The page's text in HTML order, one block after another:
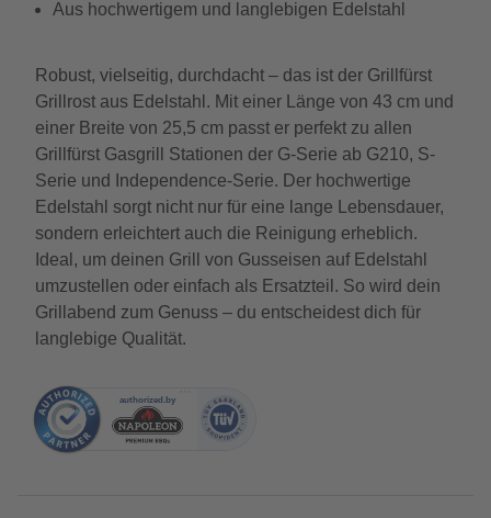
Aus hochwertigem und langlebigen Edelstahl
Robust, vielseitig, durchdacht – das ist der Grillfürst
Grillrost aus Edelstahl. Mit einer Länge von 43 cm und
einer Breite von 25,5 cm passt er perfekt zu allen
Grillfürst Gasgrill Stationen der G-Serie ab G210, S-
Serie und Independence-Serie. Der hochwertige
Edelstahl sorgt nicht nur für eine lange Lebensdauer,
sondern erleichtert auch die Reinigung erheblich.
Ideal, um deinen Grill von Gusseisen auf Edelstahl
umzustellen oder einfach als Ersatzteil. So wird dein
Grillabend zum Genuss – du entscheidest dich für
langlebige Qualität.